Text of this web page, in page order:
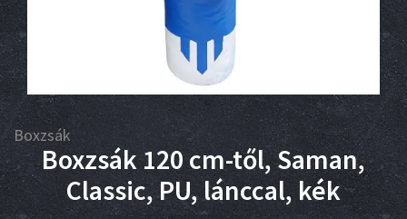
Boxzsák
Boxzsák 120 cm-től, Saman,
Classic, PU, lánccal, kék